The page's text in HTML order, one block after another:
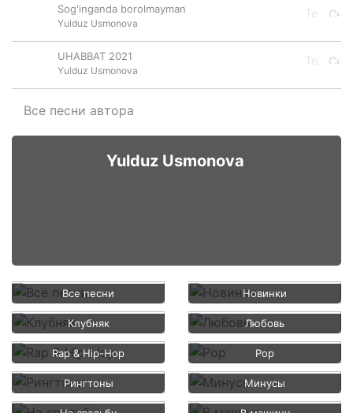
Sog'inganda borolmayman
Yulduz Usmonova
UHABBAT 2021
Yulduz Usmonova
Все песни автора
Yulduz Usmonova
Все песни Новинки
Клубняк Любовь
Rap & Hip-Hop Pop
Рингтоны Минусы